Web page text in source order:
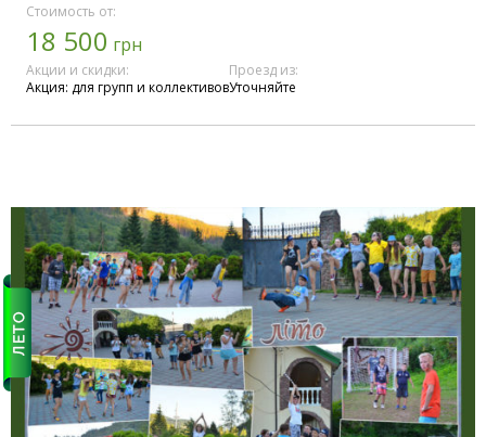
Стоимость от:
18 500 грн
Акции и скидки:
Акция: для групп и коллективов
Проезд из:
Уточняйте